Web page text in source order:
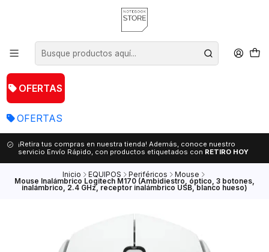
OFERTAS
OFERTAS
¡Retira tus compras en nuestra tienda! Además, conoce nuestro
servicio Envío Rápido, con productos etiquetados con RETIRO HOY
Inicio EQUIPOS Periféricos Mouse
Mouse Inalámbrico Logitech M170 (Ambidiestro, óptico, 3 botones,
inalámbrico, 2.4 GHz, receptor inalámbrico USB, blanco hueso)